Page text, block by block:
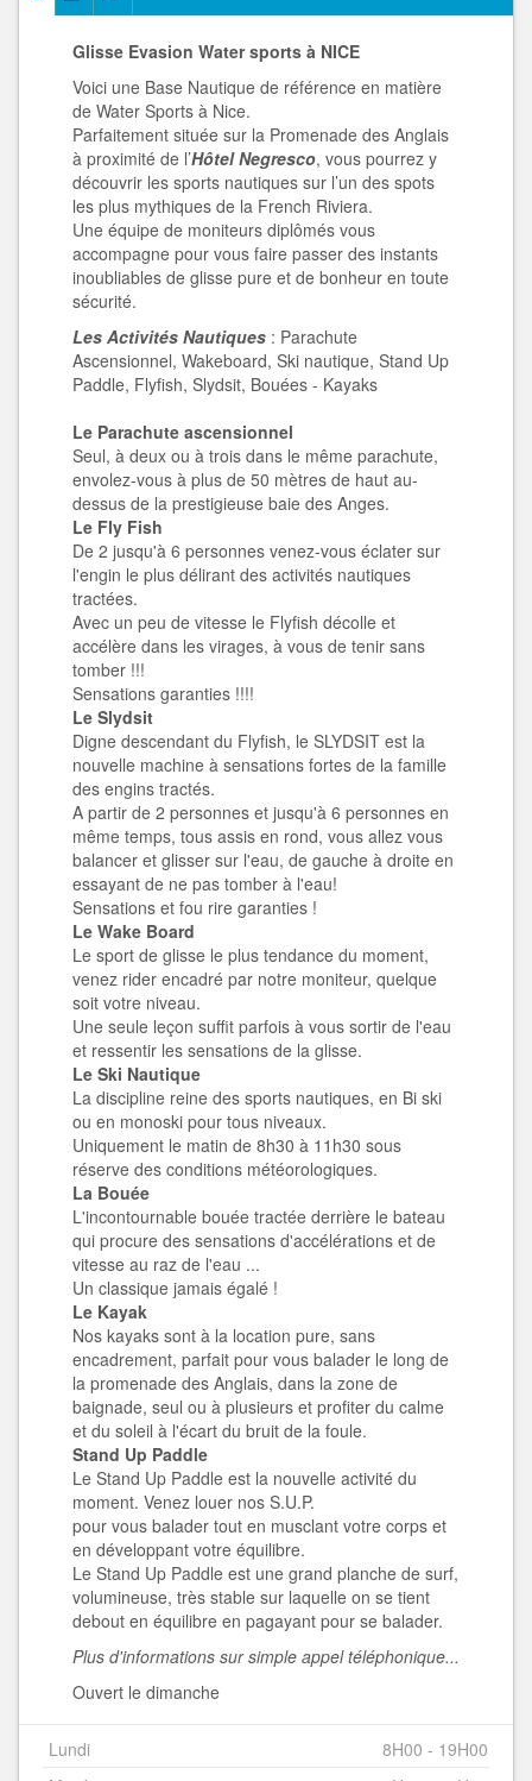
Glisse Evasion Water sports à NICE
Voici une Base Nautique de référence en matière
de Water Sports à Nice.
Parfaitement située sur la Promenade des Anglais
à proximité de l’Hôtel Negresco, vous pourrez y
découvrir les sports nautiques sur l’un des spots
les plus mythiques de la French Riviera.
Une équipe de moniteurs diplômés vous
accompagne pour vous faire passer des instants
inoubliables de glisse pure et de bonheur en toute
sécurité.
Les Activités Nautiques : Parachute
Ascensionnel, Wakeboard, Ski nautique, Stand Up
Paddle, Flyfish, Slydsit, Bouées - Kayaks
Le Parachute ascensionnel
Seul, à deux ou à trois dans le même parachute,
envolez-vous à plus de 50 mètres de haut au-
dessus de la prestigieuse baie des Anges.
Le Fly Fish
De 2 jusqu'à 6 personnes venez-vous éclater sur
l'engin le plus délirant des activités nautiques
tractées.
Avec un peu de vitesse le Flyfish décolle et
accélère dans les virages, à vous de tenir sans
tomber !!!
Sensations garanties !!!!
Le Slydsit
Digne descendant du Flyfish, le SLYDSIT est la
nouvelle machine à sensations fortes de la famille
des engins tractés.
A partir de 2 personnes et jusqu'à 6 personnes en
même temps, tous assis en rond, vous allez vous
balancer et glisser sur l'eau, de gauche à droite en
essayant de ne pas tomber à l'eau!
Sensations et fou rire garanties !
Le Wake Board
Le sport de glisse le plus tendance du moment,
venez rider encadré par notre moniteur, quelque
soit votre niveau.
Une seule leçon suffit parfois à vous sortir de l'eau
et ressentir les sensations de la glisse.
Le Ski Nautique
La discipline reine des sports nautiques, en Bi ski
ou en monoski pour tous niveaux.
Uniquement le matin de 8h30 à 11h30 sous
réserve des conditions météorologiques.
La Bouée
L'incontournable bouée tractée derrière le bateau
qui procure des sensations d'accélérations et de
vitesse au raz de l'eau ...
Un classique jamais égalé !
Le Kayak
Nos kayaks sont à la location pure, sans
encadrement, parfait pour vous balader le long de
la promenade des Anglais, dans la zone de
baignade, seul ou à plusieurs et profiter du calme
et du soleil à l'écart du bruit de la foule.
Stand Up Paddle
Le Stand Up Paddle est la nouvelle activité du
moment. Venez louer nos S.U.P.
pour vous balader tout en musclant votre corps et
en développant votre équilibre.
Le Stand Up Paddle est une grand planche de surf,
volumineuse, très stable sur laquelle on se tient
debout en équilibre en pagayant pour se balader.
Plus d'informations sur simple appel téléphonique...
Ouvert le dimanche
Lundi
8H00 - 19H00